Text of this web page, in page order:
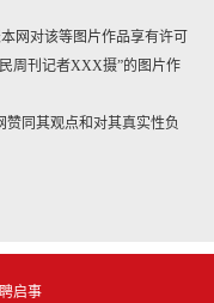
网对该等图片作品享有许可
周刊记者XXX摄”的图片作
同其观点和对其真实性负
启事